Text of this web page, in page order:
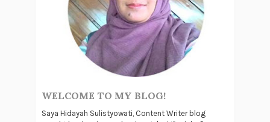
WELCOME TO MY BLOG!
Saya Hidayah Sulistyowati, Content Writer blog